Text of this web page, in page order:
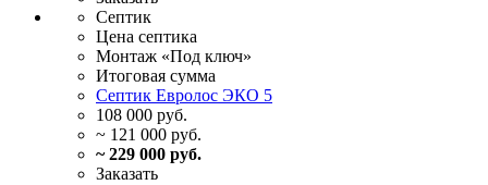
Септик
Цена септика
Монтаж «Под ключ»
Итоговая сумма
Септик Евролос ЭКО 5
108 000 руб.
~ 121 000 руб.
~ 229 000 руб.
Заказать